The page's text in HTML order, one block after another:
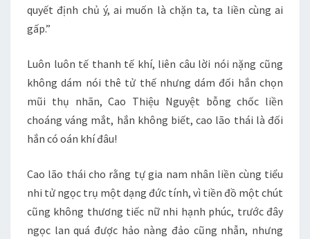
quyết định chủ ý, ai muốn là chặn ta, ta liền cùng ai
gấp.”
Luôn luôn tế thanh tế khí, liên câu lời nói nặng cũng
không dám nói thê tử thế nhưng dám đối hắn chọn
mũi thụ nhãn, Cao Thiệu Nguyệt bỗng chốc liền
choáng váng mắt, hắn không biết, cao lão thái là đối
hắn có oán khí đâu!
Cao lão thái cho rằng tự gia nam nhân liền cùng tiểu
nhi tử ngọc trụ một dạng đức tính, vì tiền đồ một chút
cũng không thương tiếc nữ nhi hạnh phúc, trước đây
ngọc lan quá được hảo nàng đảo cũng nhẫn, nhưng